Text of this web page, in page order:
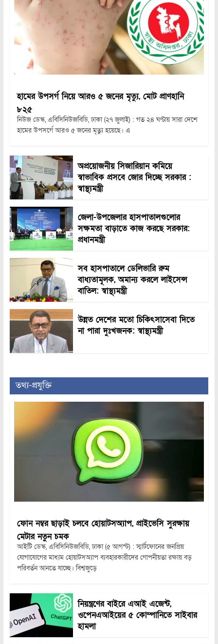
হামের উপসর্গ নিয়ে আরও ৫ জনের মৃত্যু, মোট প্রাণহানি
৮২৫
নিউজ ডেস্ক, এবিসিনিউজবিডি, ঢাকা (২৭ জুলাই) : গত ২৪ ঘণ্টায় সারা দেশে
হামের উপসর্গে আরও ৫ জনের মৃত্যু হয়েছে। এ
অপ্রয়োজনীয় সিজারিয়ান কমিয়ে
স্বাভাবিক প্রসবে জোর দিচ্ছে সরকার :
স্বাস্থ্যমন্ত্রী
জেলা-উপজেলার হাসপাতালগুলোর
সক্ষমতা বাড়াতে কাজ করছে সরকার:
প্রধানমন্ত্রী
সব হাসপাতালে ডেলিভারি রুম
বাধ্যতামূলক, অমান্য করলে লাইসেন্স
বাতিল: স্বাস্থ্যমন্ত্রী
উন্নত দেশের মতো চিকিৎসাসেবা দিতে
না পারা দুঃখজনক: স্বাস্থ্যমন্ত্রী
তথ্য-প্রযুক্তি
ফোন নম্বর ছাড়াই চলবে হোয়াটসঅ্যাপ, প্রাইভেসি সুরক্ষায়
মেটার নতুন চমক
আইটি ডেস্ক, এবিসিনিউজবিডি, ঢাকা (৫ আগস্ট) : স্মার্টফোনের জনপ্রিয়
যোগাযোগের মাধ্যম হোয়াটসঅ্যাপ ব্যবহারকারীদের গোপনীয়তা রক্ষায় বড়
পরিবর্তন আনতে যাচ্ছে। বিশ্বজুড়ে
নিয়ন্ত্রণের বাইরে এআই এজেন্ট,
ওপেনএআইয়ের ৫ কোম্পানিতে সাইবার
হামলা